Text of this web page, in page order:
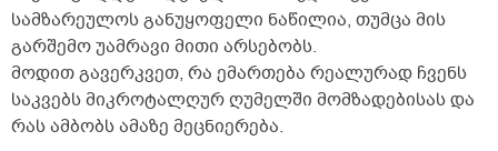
სამზარეულოს განუყოფელი ნაწილია, თუმცა მის
გარშემო უამრავი მითი არსებობს.
მოდით გავერკვეთ, რა ემართება რეალურად ჩვენს
საკვებს მიკროტალღურ ღუმელში მომზადებისას და
რას ამბობს ამაზე მეცნიერება.